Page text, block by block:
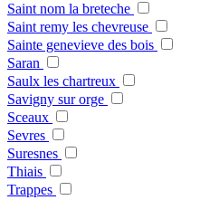
Saint nom la breteche
Saint remy les chevreuse
Sainte genevieve des bois
Saran
Saulx les chartreux
Savigny sur orge
Sceaux
Sevres
Suresnes
Thiais
Trappes